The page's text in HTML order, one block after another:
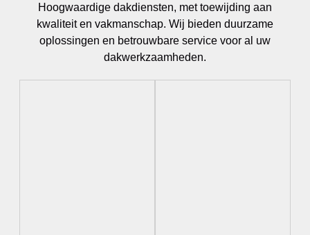
Hoogwaardige dakdiensten, met toewijding aan
kwaliteit en vakmanschap. Wij bieden duurzame
oplossingen en betrouwbare service voor al uw
dakwerkzaamheden.